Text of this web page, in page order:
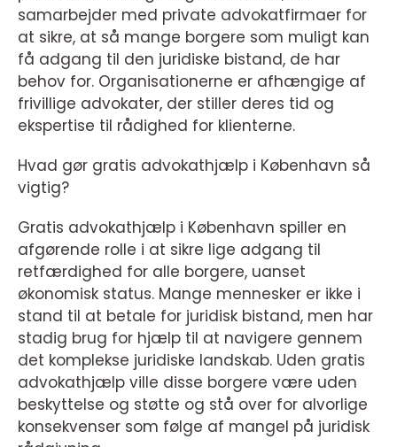
samarbejder med private advokatfirmaer for
at sikre, at så mange borgere som muligt kan
få adgang til den juridiske bistand, de har
behov for. Organisationerne er afhængige af
frivillige advokater, der stiller deres tid og
ekspertise til rådighed for klienterne.
Hvad gør gratis advokathjælp i København så
vigtig?
Gratis advokathjælp i København spiller en
afgørende rolle i at sikre lige adgang til
retfærdighed for alle borgere, uanset
økonomisk status. Mange mennesker er ikke i
stand til at betale for juridisk bistand, men har
stadig brug for hjælp til at navigere gennem
det komplekse juridiske landskab. Uden gratis
advokathjælp ville disse borgere være uden
beskyttelse og støtte og stå over for alvorlige
konsekvenser som følge af mangel på juridisk